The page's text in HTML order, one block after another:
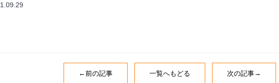
←前の記事 一覧へもどる 次の記事→